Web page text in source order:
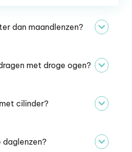
dan maandlenzen?
met droge ogen?
cilinder?